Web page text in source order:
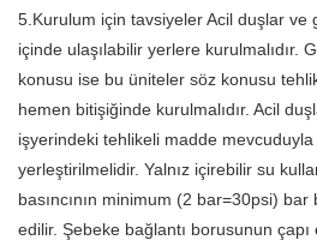
5.Kurulum için tavsiyeler Acil duşlar ve
içinde ulaşılabilir yerlere kurulmalıdır.
konusu ise bu üniteler söz konusu
hemen bitişiğinde kurulmalıdır. Acil
işyerindeki tehlikeli madde mevcuduyla
yerleştirilmelidir. Yalnız içirebilir su
basıncının minimum (2 bar=30psi) bar
edilir. Şebeke bağlantı borusunun çapı